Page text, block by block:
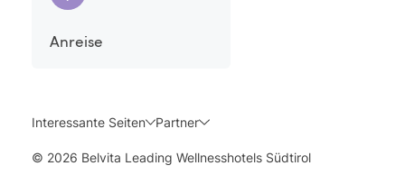
Anreise
Interessante Seiten Partner
© 2026 Belvita Leading Wellnesshotels Südtirol